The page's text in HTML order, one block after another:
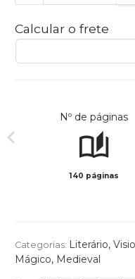
Calcular o frete
Nº de páginas
140 páginas
Categorias: Literário,
Mágico, Medieval